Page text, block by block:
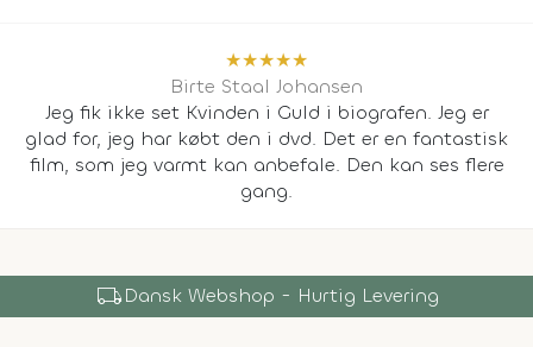
★★★★★
Birte Staal Johansen
Jeg fik ikke set Kvinden i Guld i biografen. Jeg er
glad for, jeg har købt den i dvd. Det er en fantastisk
film, som jeg varmt kan anbefale. Den kan ses flere
gang.
local_shippingDansk Webshop - Hurtig Levering